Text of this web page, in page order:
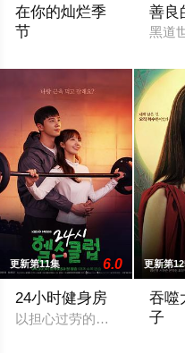
在你的灿烂季
节
善良
黑道
更新第11集 6.0
24小时健身房
以担心过劳的健身房会员们
更新第
吞噬
子